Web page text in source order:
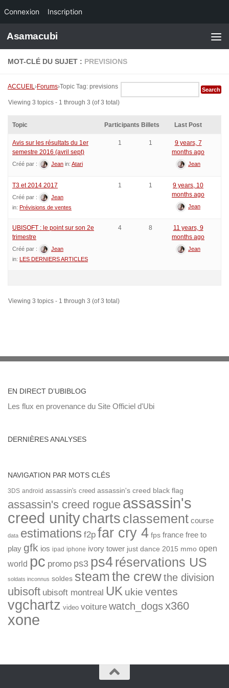
Connexion Inscription
Skip to content
Asamacubi
MOT-CLÉ DU SUJET : PREVISIONS
ACCUEIL›Forums›Topic Tag: previsions
Viewing 3 topics - 1 through 3 (of 3 total)
Topic Participants Billets Last Post
Avis sur les résultats du 1er
semestre 2016 (avril sept)
Créé par : Jean in: Atari
1 1
9 years, 7
months ago
Jean
T3 et 2014 2017
Créé par :
Jean
in: Prévisions de ventes
1 1
9 years, 10
months ago
Jean
UBISOFT : le point sur son 2e
trimestre
Créé par :
Jean
in:
LES DERNIERS ARTICLES
4 8
11 years, 9
months ago
Jean
Viewing 3 topics - 1 through 3 (of 3 total)
EN DIRECT D’UBIBLOG
Les flux en provenance du Site Officiel d'Ubi
DERNIÈRES ANALYSES
NAVIGATION PAR MOTS CLÉS
3DS android assassin's creed assassin's creed black flag
assassin's creed rogue assassin's
creed unitycharts classement course
data estimations f2p far cry 4 fps france free to
play gfk ios ipad iphone ivory tower just dance 2015 mmo open
world pc promo ps3 ps4réservations US
soldats inconnus soldes steamthe crewthe division
ubisoft ubisoft montreal UK ukie ventes
vgchartz video voiture watch_dogsx360
xone